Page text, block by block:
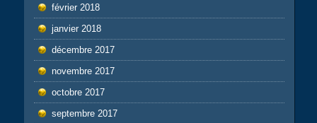
février 2018
janvier 2018
décembre 2017
novembre 2017
octobre 2017
septembre 2017